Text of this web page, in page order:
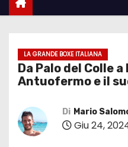
LA GRANDE BOXE ITALIANA
Da Palo del Colle
Antuofermo e il
Di Mario
Giu 24,